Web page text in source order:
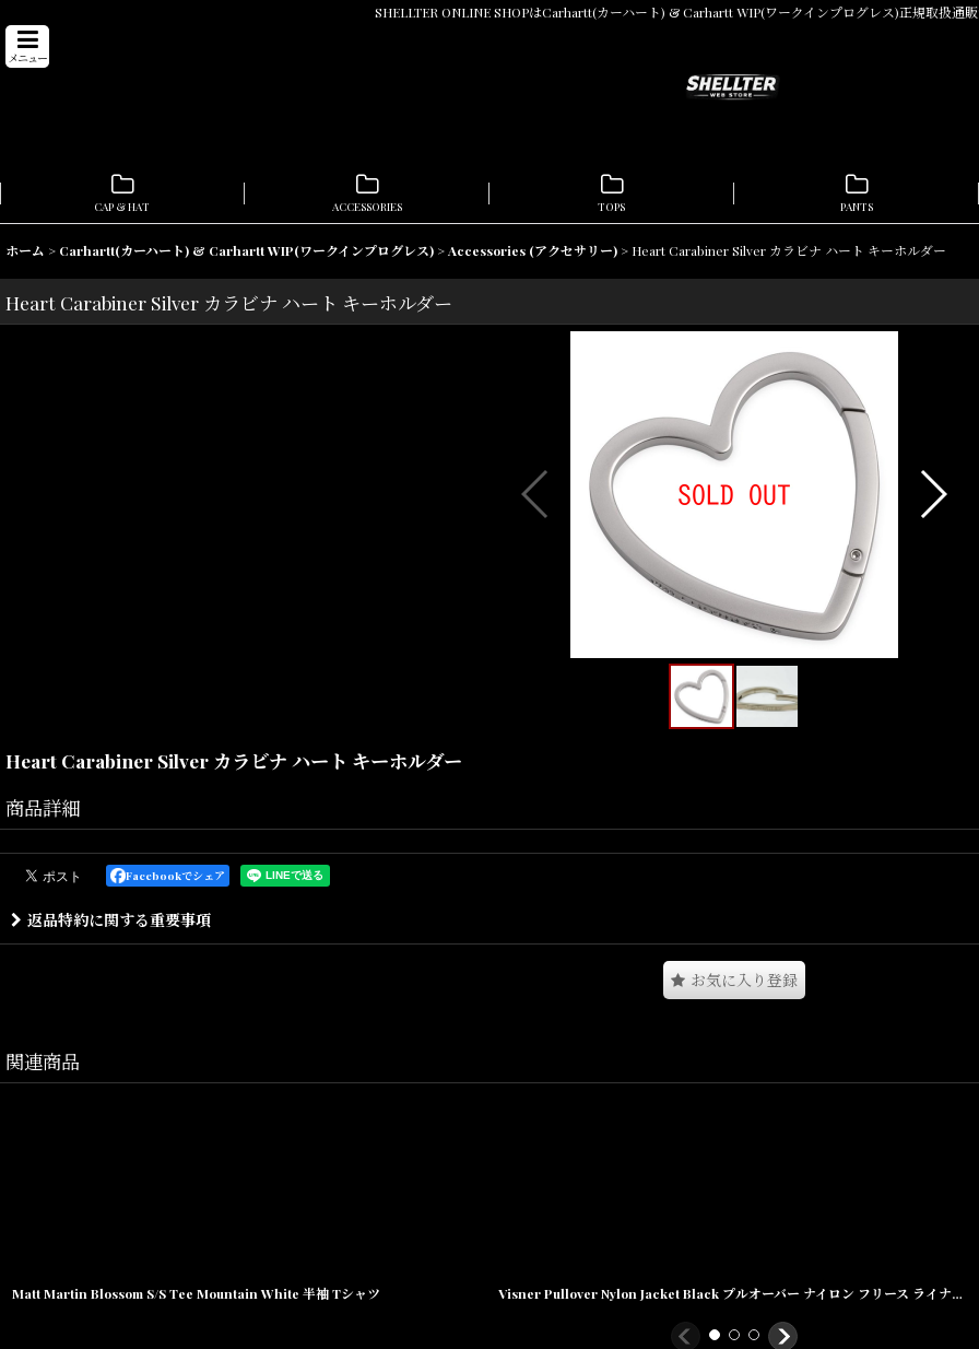
SHELLTER ONLINE SHOPはCarhartt(カーハート) & Carhartt WIP(ワークインプログレス)正規取扱通販
メニュー
CAP & HAT ACCESSORIES TOPS PANTS
ホーム > Carhartt(カーハート) & Carhartt WIP(ワークインプログレス) >Accessories (アクセサリー) > Heart Carabiner Silver カラビナ ハート キーホルダー
Heart Carabiner Silver カラビナ ハート キーホルダー
Heart Carabiner Silver カラビナ ハート キーホルダー
商品詳細
ハミルトン・カーハートによって、1889年に米国ミシガン州デトロイトで わずか４台のミシンと５人の従業員でワークウェアの生産をスタ
90年代に入るとHIP HOPアーティストを中心に支持を集め、 ストリートシーンの定番認知度をとして、世界中で認知度を高めていきます。
97年にはデザインやシルエットをアップデートした、 ヨーロッパ企画によるカジュアルファッションライン、Carhartt WIPがスタート。
無くなり次第終了となりますので、気になる方は是非この機会に♪♪
Facebookでシェア
返品特約に関する重要事項
お気に入り登録
関連商品
Matt Martin Blossom S/S Tee Mountain White 半袖 Tシャツ Visner Pullover Nylon Jacket Black プルオーバー ナイロン フリース ライナー ジャケット